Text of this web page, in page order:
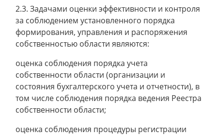
2.3. Задачами оценки эффективности и контроля
за соблюдением установленного порядка
формирования, управления и распоряжения
собственностью области являются:
оценка соблюдения порядка учета
собственности области (организации и
состояния бухгалтерского учета и отчетности), в
том числе соблюдения порядка ведения Реестра
собственности области;
оценка соблюдения процедуры регистрации